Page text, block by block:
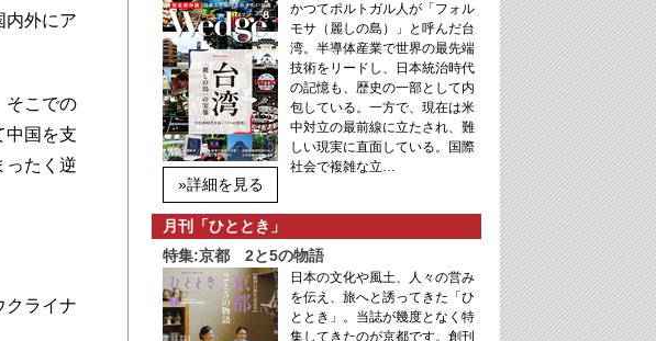
内外にア
そこでの
中国を支
ったく逆
クライナ
»詳細を見る
かつてポルトガル人が「フォル
モサ（麗しの島）」と呼んだ台
湾。半導体産業で世界の最先端
技術をリードし、日本統治時代
の記憶も、歴史の一部として内
包している。一方で、現在は米
中対立の最前線に立たされ、難
しい現実に直面している。国際
社会で複雑な立…
月刊「ひととき」
特集:京都 2と5の物語
日本の文化や風土、人々の営み
を伝え、旅へと誘ってきた「ひ
ととき」。当誌が幾度となく特
集してきたのが京都です。創刊